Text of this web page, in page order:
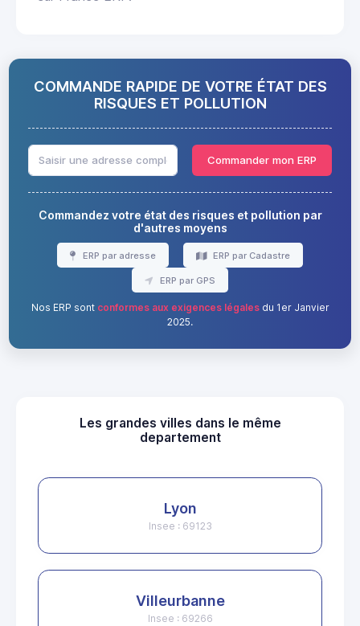
COMMANDE RAPIDE DE VOTRE ÉTAT DES
RISQUES ET POLLUTION
Commander mon ERP
Commandez votre état des risques et pollution par
d'autres moyens
ERP par adresse ERP par Cadastre
ERP par GPS
Nos ERP sont conformes aux exigences légalesdu 1er Janvier
2025.
Les grandes villes dans le même
departement
Lyon
Insee : 69123
Villeurbanne
Insee : 69266